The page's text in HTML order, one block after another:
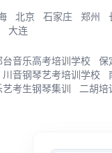
北京 石家庄 郑州
大连
台音乐高考培训学校
保
川音钢琴艺考培训学校
艺考生钢琴集训
二胡培